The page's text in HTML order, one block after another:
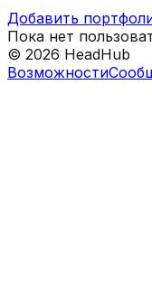
Добавить
Пока нет
© 2026 HeadHub
Возможности